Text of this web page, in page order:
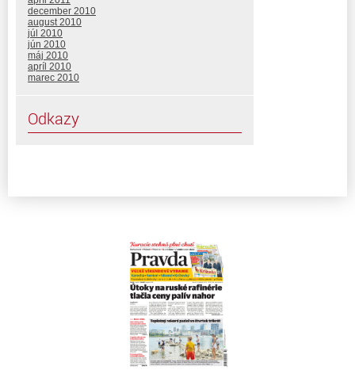
december 2010
august 2010
júl 2010
jún 2010
máj 2010
apríl 2010
marec 2010
Odkazy